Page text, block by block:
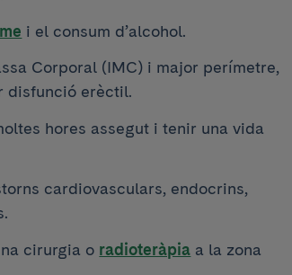
i el consum d’alcohol.
Corporal (IMC) i major perímetre,
disfunció erèctil.
hores assegut i tenir una vida
cardiovasculars, endocrins,
cirurgia o radioteràpia a la zona